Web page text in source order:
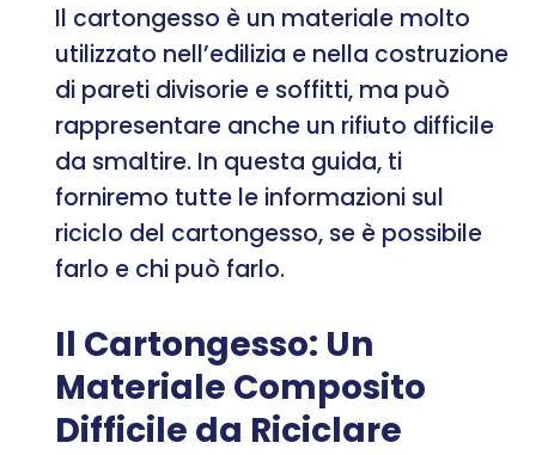
Il cartongesso è un materiale molto
utilizzato nell’edilizia e nella costruzione
di pareti divisorie e soffitti, ma può
rappresentare anche un rifiuto difficile
da smaltire. In questa guida, ti
forniremo tutte le informazioni sul
riciclo del cartongesso, se è possibile
farlo e chi può farlo.
Il Cartongesso: Un
Materiale Composito
Difficile da Riciclare